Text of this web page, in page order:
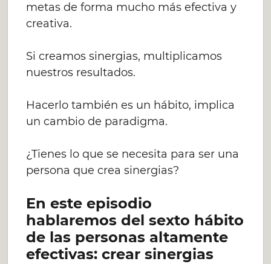
metas de forma mucho más efectiva y
creativa.
Si creamos sinergias, multiplicamos
nuestros resultados.
Hacerlo también es un hábito, implica
un cambio de paradigma.
¿Tienes lo que se necesita para ser una
persona que crea sinergias?
En este episodio
hablaremos del sexto hábito
de las personas altamente
efectivas: crear sinergias